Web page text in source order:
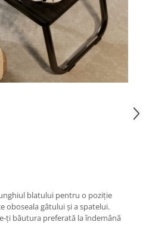
blatului pentru o poziție
oboseala gâtului și a spatelui.
ți băutura preferată la îndemână